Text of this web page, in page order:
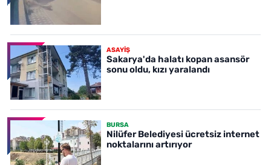
ASAYİŞ
Sakarya'da halatı kopan asansör
sonu oldu, kızı yaralandı
BURSA
Nilüfer Belediyesi ücretsiz internet
noktalarını artırıyor